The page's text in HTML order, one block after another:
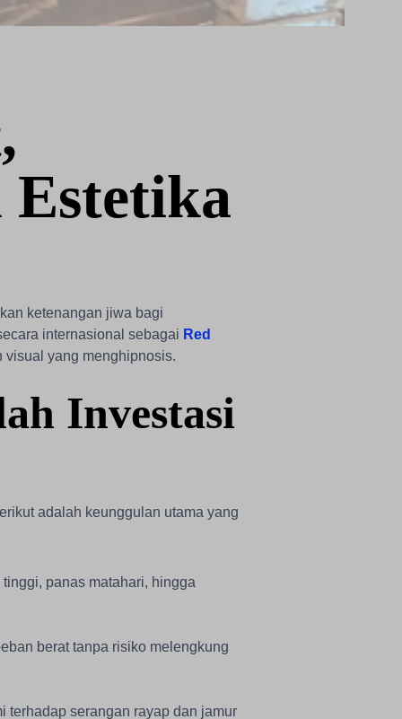
Estetika
ketenangan jiwa bagi
internasional sebagai Red
visual yang menghipnosis.
Investasi
adalah keunggulan utama yang
panas matahari, hingga
berat tanpa risiko melengkung
terhadap serangan rayap dan jamur